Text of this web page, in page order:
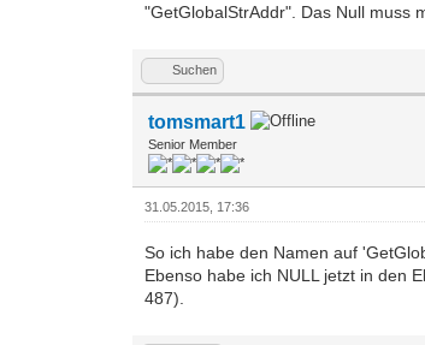
"GetGlobalStrAddr". Das Null muss
Suchen
tomsmart1
Senior Member
31.05.2015, 17:36
So ich habe den Namen auf
Ebenso habe ich NULL jetzt in den
487).